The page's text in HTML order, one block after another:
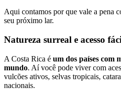
Aqui contamos por que vale a pena
seu próximo lar.
Natureza surreal e acesso
A Costa Rica é um dos países com
mundo. Aí você pode viver com
vulcões ativos, selvas tropicais,
nacionais.